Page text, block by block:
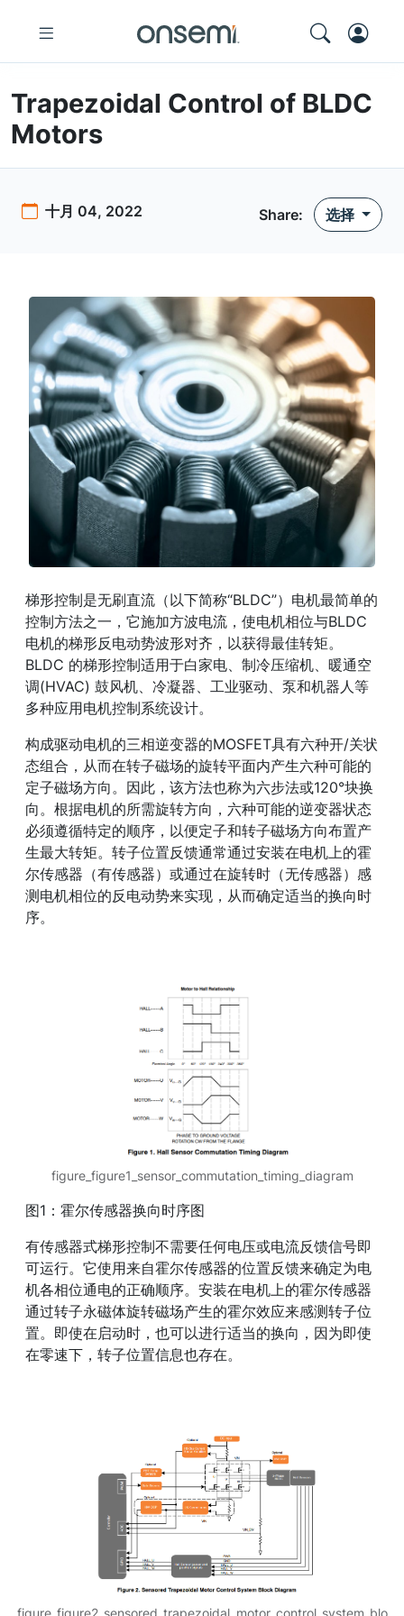
Trapezoidal Control of BLDC
Motors
十月 04, 2022 Share: 选择
梯形控制是无刷直流（以下简称“BLDC”）电机最简单的
控制方法之一，它施加方波电流，使电机相位与BLDC
电机的梯形反电动势波形对齐，以获得最佳转矩。
BLDC 的梯形控制适用于白家电、制冷压缩机、暖通空
调(HVAC) 鼓风机、冷凝器、工业驱动、泵和机器人等
多种应用电机控制系统设计。
构成驱动电机的三相逆变器的MOSFET具有六种开/关状
态组合，从而在转子磁场的旋转平面内产生六种可能的
定子磁场方向。因此，该方法也称为六步法或120°块换
向。根据电机的所需旋转方向，六种可能的逆变器状态
必须遵循特定的顺序，以便定子和转子磁场方向布置产
生最大转矩。转子位置反馈通常通过安装在电机上的霍
尔传感器（有传感器）或通过在旋转时（无传感器）感
测电机相位的反电动势来实现，从而确定适当的换向时
序。
figure_figure1_sensor_commutation_timing_diagram
图1：霍尔传感器换向时序图
有传感器式梯形控制不需要任何电压或电流反馈信号即
可运行。它使用来自霍尔传感器的位置反馈来确定为电
机各相位通电的正确顺序。安装在电机上的霍尔传感器
通过转子永磁体旋转磁场产生的霍尔效应来感测转子位
置。即使在启动时，也可以进行适当的换向，因为即使
在零速下，转子位置信息也存在。
figure_figure2_sensored_trapezoidal_motor_control_system_blo